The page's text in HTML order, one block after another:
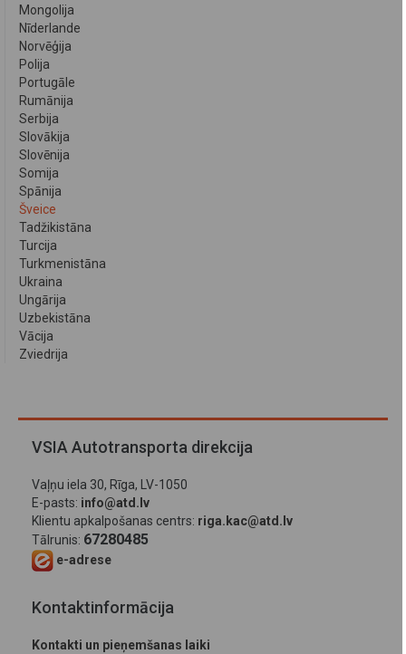
Mongolija
Nīderlande
Norvēģija
Polija
Portugāle
Rumānija
Serbija
Slovākija
Slovēnija
Somija
Spānija
Šveice
Tadžikistāna
Turcija
Turkmenistāna
Ukraina
Ungārija
Uzbekistāna
Vācija
Zviedrija
VSIA Autotransporta direkcija
Vaļņu iela 30, Rīga, LV-1050
E-pasts: info@atd.lv
Klientu apkalpošanas centrs: riga.kac@atd.lv
Tālrunis: 67280485
e-adrese
Kontaktinformācija
Kontakti un pieņemšanas laiki